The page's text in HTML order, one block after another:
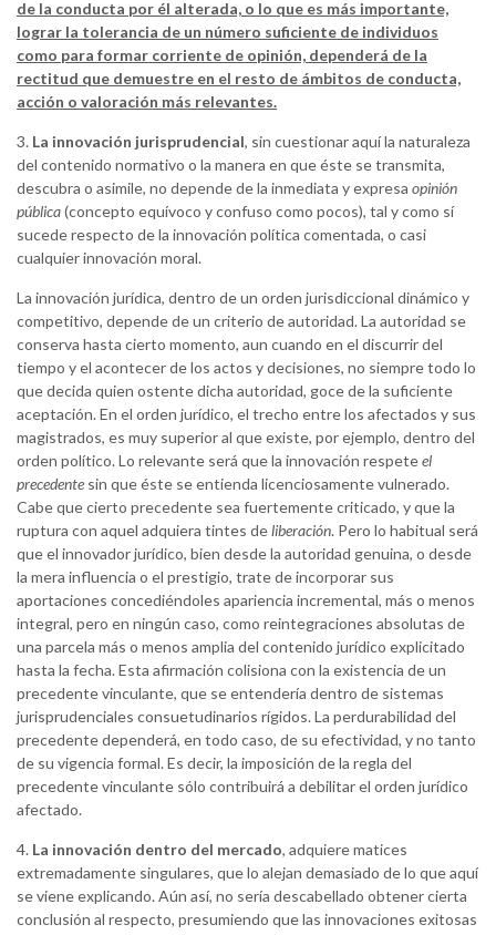
de la conducta por él alterada, o lo que es más importante,
lograr la tolerancia de un número suficiente de individuos
como para formar corriente de opinión, dependerá de la
rectitud que demuestre en el resto de ámbitos de conducta,
acción o valoración más relevantes.
3. La innovación jurisprudencial, sin cuestionar aquí la naturaleza
del contenido normativo o la manera en que éste se transmita,
descubra o asimile, no depende de la inmediata y expresa opinión
pública(concepto equívoco y confuso como pocos), tal y como sí
sucede respecto de la innovación política comentada, o casi
cualquier innovación moral.
La innovación jurídica, dentro de un orden jurisdiccional dinámico y
competitivo, depende de un criterio de autoridad. La autoridad se
conserva hasta cierto momento, aun cuando en el discurrir del
tiempo y el acontecer de los actos y decisiones, no siempre todo lo
que decida quien ostente dicha autoridad, goce de la suficiente
aceptación. En el orden jurídico, el trecho entre los afectados y sus
magistrados, es muy superior al que existe, por ejemplo, dentro del
orden político. Lo relevante será que la innovación respeteel
precedente sin que éste se entienda licenciosamente vulnerado.
Cabe que cierto precedente sea fuertemente criticado, y que la
ruptura con aquel adquiera tintes deliberación. Pero lo habitual será
que el innovador jurídico, bien desde la autoridad genuina, o desde
la mera influencia o el prestigio, trate de incorporar sus
aportaciones concediéndoles apariencia incremental, más o menos
integral, pero en ningún caso, como reintegraciones absolutas de
una parcela más o menos amplia del contenido jurídico explicitado
hasta la fecha. Esta afirmación colisiona con la existencia de un
precedente vinculante, que se entendería dentro de sistemas
jurisprudenciales consuetudinarios rígidos. La perdurabilidad del
precedente dependerá, en todo caso, de su efectividad, y no tanto
de su vigencia formal. Es decir, la imposición de la regla del
precedente vinculante sólo contribuirá a debilitar el orden jurídico
afectado.
4. La innovación dentro del mercado, adquiere matices
extremadamente singulares, que lo alejan demasiado de lo que aquí
se viene explicando. Aún así, no sería descabellado obtener cierta
conclusión al respecto, presumiendo que las innovaciones exitosas